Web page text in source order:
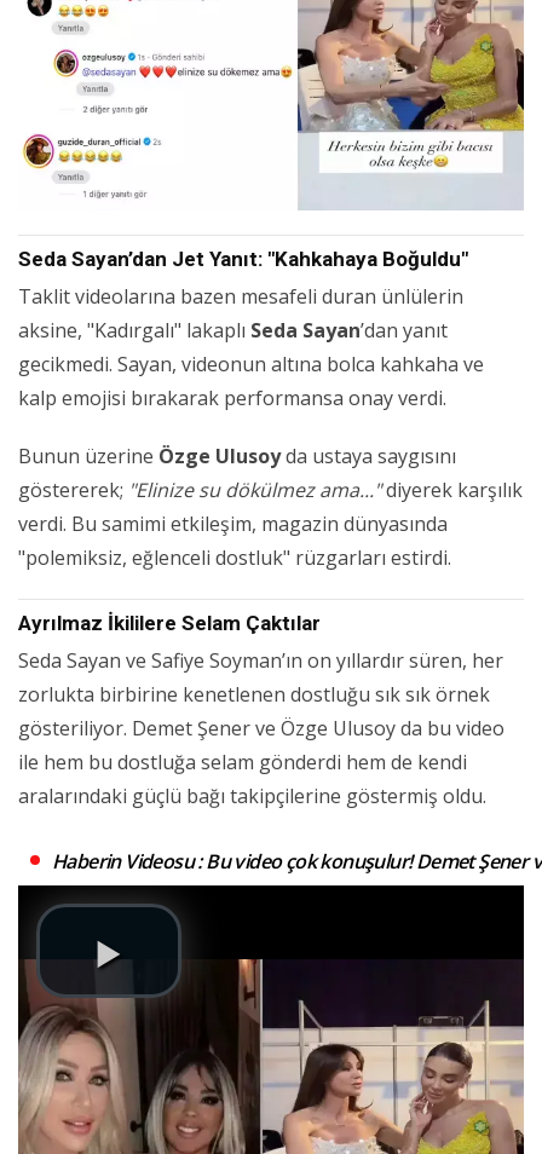
Seda Sayan’dan Jet Yanıt: "Kahkahaya Boğuldu"
Taklit videolarına bazen mesafeli duran ünlülerin
aksine, "Kadırgalı" lakaplı Seda Sayan’dan yanıt
gecikmedi. Sayan, videonun altına bolca kahkaha ve
kalp emojisi bırakarak performansa onay verdi.
Bunun üzerine Özge Ulusoyda ustaya saygısını
göstererek; "Elinize su dökülmez ama..."diyerek karşılık
verdi. Bu samimi etkileşim, magazin dünyasında
"polemiksiz, eğlenceli dostluk" rüzgarları estirdi.
Ayrılmaz İkililere Selam Çaktılar
Seda Sayan ve Safiye Soyman’ın on yıllardır süren, her
zorlukta birbirine kenetlenen dostluğu sık sık örnek
gösteriliyor. Demet Şener ve Özge Ulusoy da bu video
ile hem bu dostluğa selam gönderdi hem de kendi
aralarındaki güçlü bağı takipçilerine göstermiş oldu.
Haberin Videosu : Bu video çok konuşulur! Demet Şener